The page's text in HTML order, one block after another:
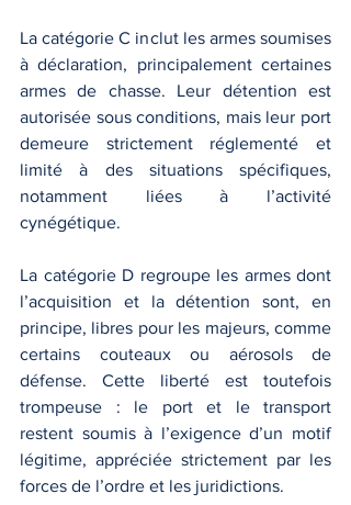
La catégorie C inclut les armes soumises
à déclaration, principalement certaines
armes de chasse. Leur détention est
autorisée sous conditions, mais leur port
demeure strictement réglementé et
limité à des situations spécifiques,
notamment liées à l’activité
cynégétique.
La catégorie D regroupe les armes dont
l’acquisition et la détention sont, en
principe, libres pour les majeurs, comme
certains couteaux ou aérosols de
défense. Cette liberté est toutefois
trompeuse : le port et le transport
restent soumis à l’exigence d’un motif
légitime, appréciée strictement par les
forces de l’ordre et les juridictions.